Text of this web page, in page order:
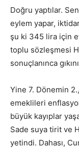
Doğru yaptılar.
eylem yapar,
şu ki 345 lira için
toplu sözleşmesi
sonuçlanınca
Yine 7. Dönemin
emeklileri
büyük kayıplar
Sade suya tirit ve
yetindi. Dahası,